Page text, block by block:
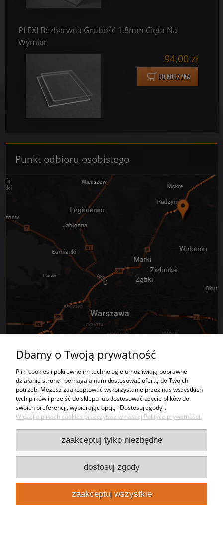
PLEXI Bezbarwna Grubość 1.8mm Cięta Na
Wymiar
94,00 zł
DO KOSZYKA
Punkt odbioru osobistego
Tworzywa sztuczne
Usługi
Moje konto
Bezpieczeństwo
Kontakt
Dbamy o Twoją prywatność
Pliki cookies i pokrewne im technologie umożliwiają poprawne
działanie strony i pomagają nam dostosować ofertę do Twoich
potrzeb. Możesz zaakceptować wykorzystanie przez nas wszystkich
tych plików i przejść do sklepu lub dostosować użycie plików do
swoich preferencji, wybierając opcję "Dostosuj zgody".
Więcej o plikach cookies przeczytasz w naszej Polityce prywatności.
zaakceptuj tylko niezbędne
dostosuj zgody
zaakceptuj wszystkie